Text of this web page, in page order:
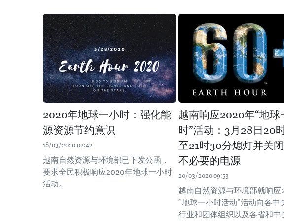
2020年地球一小时：强化能
源资源节约意识
18/03/2020 02:42
越南自然资源与环境部已下发公函，
要求全民积极响应2020年地球一小时
活动。
越南响应2020年“地球
时”活动：3月28日20
至21时30分熄灯并关
不必要的电源
20/03/2020 09:53
越南自然资源与环境部就响
“地球一小时活动”活动向各中
行业和团体组织以及各省和中